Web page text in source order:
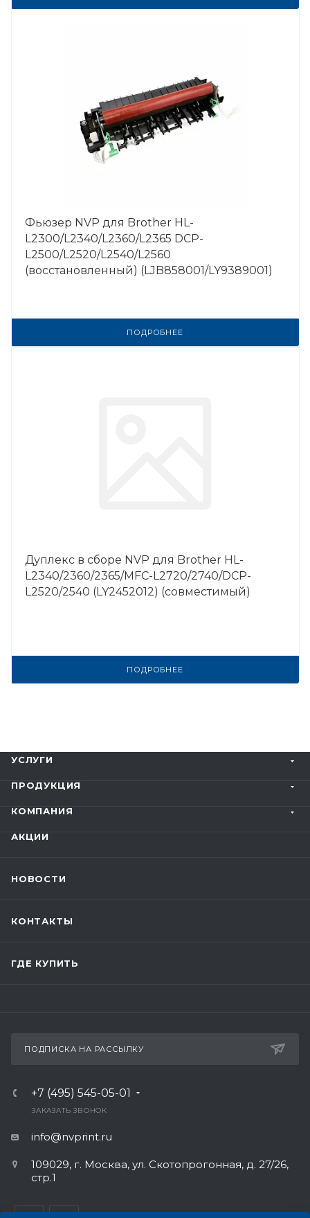
Фьюзер NVP для Brother HL-
L2300/L2340/L2360/L2365 DCP-
L2500/L2520/L2540/L2560
(восстановленный) (LJB858001/LY9389001)
ПОДРОБНЕЕ
Дуплекс в сборе NVP для Brother HL-
L2340/2360/2365/MFC-L2720/2740/DCP-
L2520/2540 (LY2452012) (совместимый)
ПОДРОБНЕЕ
УСЛУГИ
ПРОДУКЦИЯ
КОМПАНИЯ
АКЦИИ
НОВОСТИ
КОНТАКТЫ
ГДЕ КУПИТЬ
ПОДПИСКА НА РАССЫЛКУ
+7 (495) 545-05-01
ЗАКАЗАТЬ ЗВОНОК
info@nvprint.ru
109029, г. Москва, ул. Скотопрогонная, д. 27/26,
стр.1